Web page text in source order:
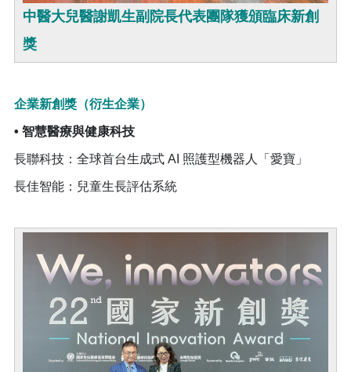
中醫大兒醫謝凱生副院長代表團隊獲頒臨床新創
獎
企業新創獎（衍生企業）
• 智慧醫療與健康科技
長聯科技：全球首台生成式 AI 照護型機器人「愛寶」
長佳智能：兒童生長評估系統